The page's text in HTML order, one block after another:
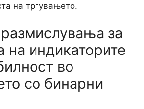
на тргувањето.
за
на индикаторите
во
со бинарни